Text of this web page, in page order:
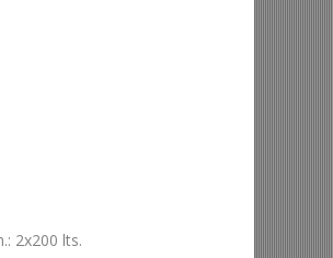
: 2x200 lts.